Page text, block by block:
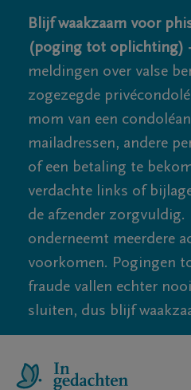
Blijf waakzaam voor
(poging tot oplichting)
meldingen over valse
zogezegde
mom van een
mailadressen, andere
of een betaling te
verdachte links of
de afzender zorgvuldig.
onderneemt meerdere
voorkomen. Pogingen
fraude vallen echter
sluiten, dus blijf